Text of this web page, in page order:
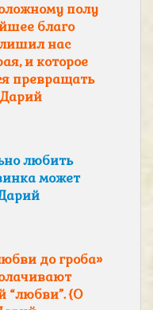
полу
благо
нас
и которое
превращать
любить
может
до гроба»
“любви”. {О